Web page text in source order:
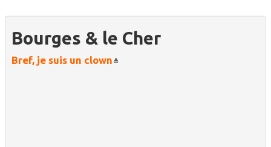
Bourges & le Cher
Bref, je suis un clown